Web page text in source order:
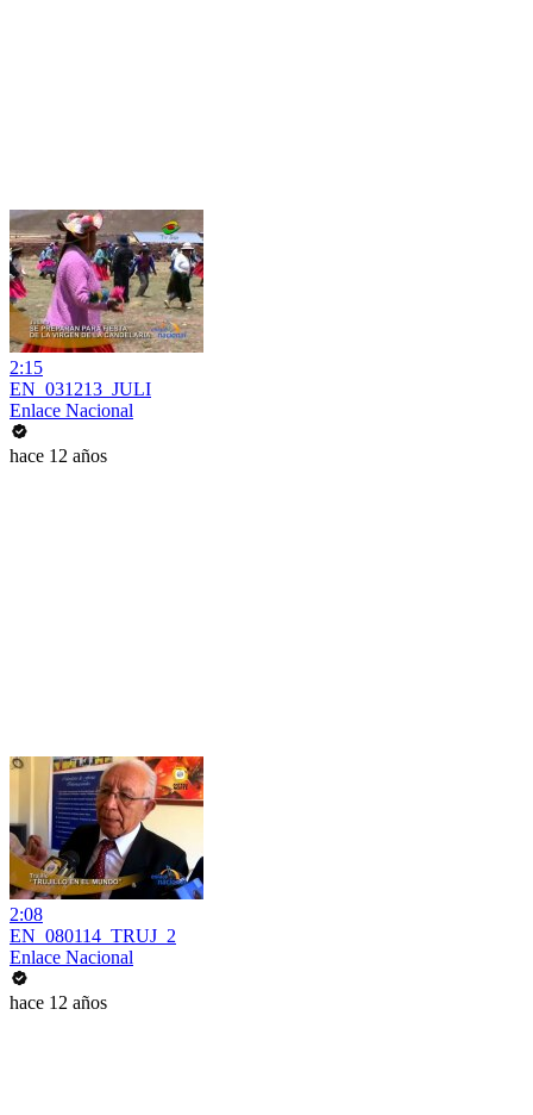
2:15
EN_031213_JULI
Enlace Nacional
hace 12 años
2:08
EN_080114_TRUJ_2
Enlace Nacional
hace 12 años